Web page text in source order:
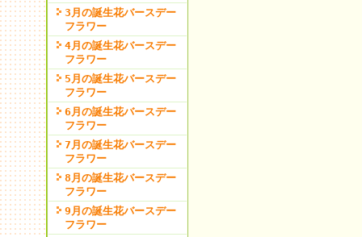
3月の誕生花バースデー
フラワー
4月の誕生花バースデー
フラワー
5月の誕生花バースデー
フラワー
6月の誕生花バースデー
フラワー
7月の誕生花バースデー
フラワー
8月の誕生花バースデー
フラワー
9月の誕生花バースデー
フラワー